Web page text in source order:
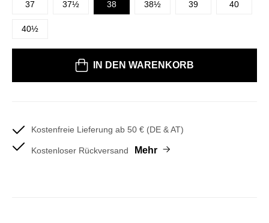
37 37½ 38 38½ 39 40
40½
IN DEN WARENKORB
Kostenfreie Lieferung ab 50 € (DE & AT)
Kostenloser Rückversand Mehr